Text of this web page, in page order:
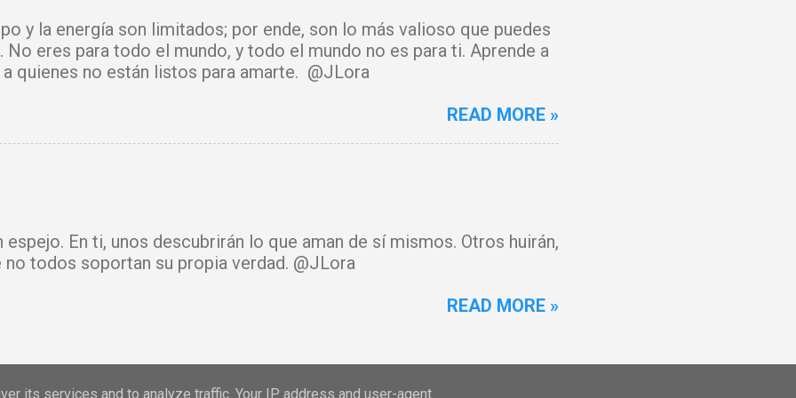
Hoy se cierra todo ciclo de oscuridad y comienza un tiempo
luz y bendición. Mi vida y mi hogar están cubiertos por la sangre de
Amén.
y la energía son limitados; por ende, son lo más valioso que puedes
No eres para todo el mundo, y todo el mundo no es para ti. Aprende a
quienes no están listos para amarte. @JLora
READ MORE »
espejo. En ti, unos descubrirán lo que aman de sí mismos. Otros huirán,
no todos soportan su propia verdad. @JLora
READ MORE »
its services and to analyze traffic. Your IP address and user-agent